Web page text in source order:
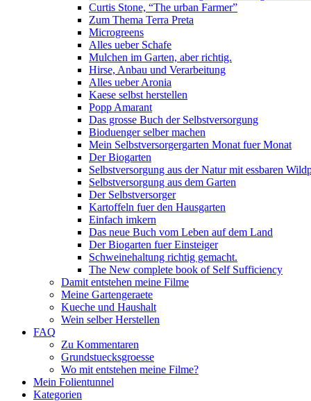
Curtis Stone, “The urban Farmer”
Zum Thema Terra Preta
Microgreens
Alles ueber Schafe
Mulchen im Garten, aber richtig.
Hirse, Anbau und Verarbeitung
Alles ueber Aronia
Kaese selbst herstellen
Popp Amarant
Das grosse Buch der Selbstversorgung
Bioduenger selber machen
Mein Selbstversorgergarten Monat fuer Monat
Der Biogarten
Selbstversorgung aus der Natur mit essbaren
Selbstversorgung aus dem Garten
Der Selbstversorger
Kartoffeln fuer den Hausgarten
Einfach imkern
Das neue Buch vom Leben auf dem Land
Der Biogarten fuer Einsteiger
Schweinehaltung richtig gemacht.
The New complete book of Self Sufficiency
Damit entstehen meine Filme
Meine Gartengeraete
Kueche und Haushalt
Wein selber Herstellen
FAQ
Zu Kommentaren
Grundstuecksgroesse
Wo mit entstehen meine Filme?
Mein Folientunnel
Kategorien